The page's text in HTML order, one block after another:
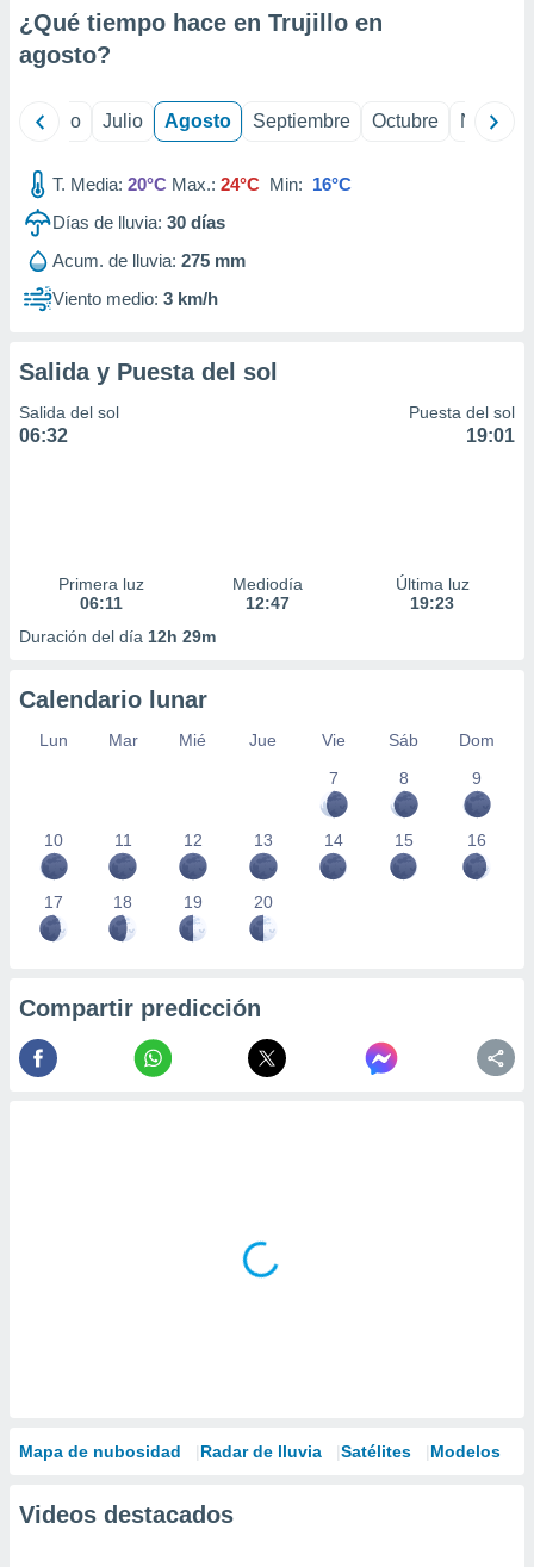
mediante
publicidad
de
1199
¿Qué tiempo hace en Trujillo en
agosto?
Junio Julio Agosto Septiembre Octubre
T. Media: 20°C Max.: 24°C Min: 16°C
Días de lluvia: 30 días
Acum. de lluvia: 275 mm
Viento medio: 3 km/h
Salida y Puesta del sol
Salida del sol
06:32
Puesta del sol
19:01
Primera luz
06:11
Mediodía
12:47
Última luz
19:23
Duración del día 12h 29m
Calendario lunar
Lun Mar Mié Jue Vie Sáb
Dom
7
8 9
10 11 12 13 14 15 16
17 18 19 20
Compartir predicción
Mapa de nubosidad Radar de lluvia Satélites Modelos
Videos destacados